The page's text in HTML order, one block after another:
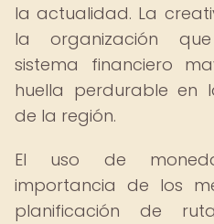
la actualidad. La
la organización
sistema financiero
huella perdurable en
de la región.
El uso de
importancia de los
planificación de